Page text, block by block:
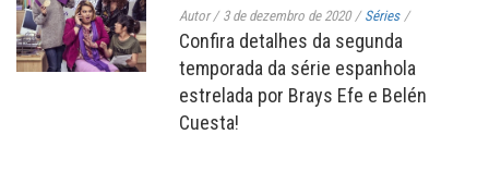
Autor/ 3 de dezembro de 2020 / Séries /
Confira detalhes da segunda
temporada da série espanhola
estrelada por Brays Efe e Belén
Cuesta!